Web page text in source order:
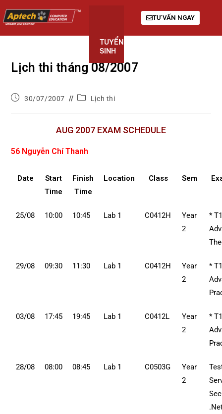
TUYỂN
SINH
TƯ VẤN NGAY
Lịch thi tháng 08/2007
30/07/2007 Lịch thi
AUG 2007 EXAM SCHEDULE
56 Nguyễn Chí Thanh
Date
Start
Time
Finish
Time
Location Class Sem
25/08 10:00 10:45 Lab 1 C0412H
Year
2
*
29/08 09:30 11:30 Lab 1 C0412H
Year
2
*
03/08 17:45 19:45 Lab 1 C0412L
Year
2
*
28/08 08:00 08:45 Lab 1 C0503G
Year
2